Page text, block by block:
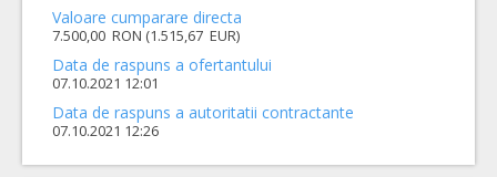
Valoare cumparare directa
7.500,00 RON (1.515,67 EUR)
Data de raspuns a ofertantului
07.10.2021 12:01
Data de raspuns a autoritatii contractante
07.10.2021 12:26